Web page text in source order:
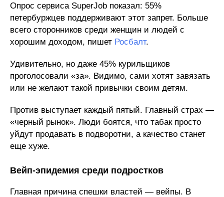
Опрос сервиса SuperJob показал: 55%
петербуржцев поддерживают этот запрет. Больше
всего сторонников среди женщин и людей с
хорошим доходом, пишет Росбалт.
Удивительно, но даже 45% курильщиков
проголосовали «за». Видимо, сами хотят завязать
или не желают такой привычки своим детям.
Против выступает каждый пятый. Главный страх —
«черный рынок». Люди боятся, что табак просто
уйдут продавать в подворотни, а качество станет
еще хуже.
Вейп-эпидемия среди подростков
Главная причина спешки властей — вейпы. В